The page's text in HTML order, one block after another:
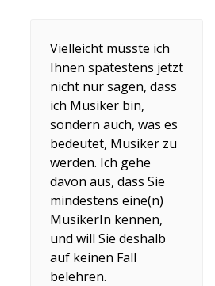
Vielleicht müsste ich
Ihnen spätestens jetzt
nicht nur sagen, dass
ich Musiker bin,
sondern auch, was es
bedeutet, Musiker zu
werden. Ich gehe
davon aus, dass Sie
mindestens eine(n)
MusikerIn kennen,
und will Sie deshalb
auf keinen Fall
belehren.